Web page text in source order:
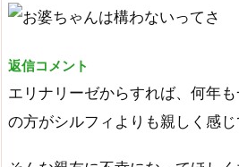
返信コメント
エリナリーゼからすれば、何年
の方がシルフィよりも親しく感じ